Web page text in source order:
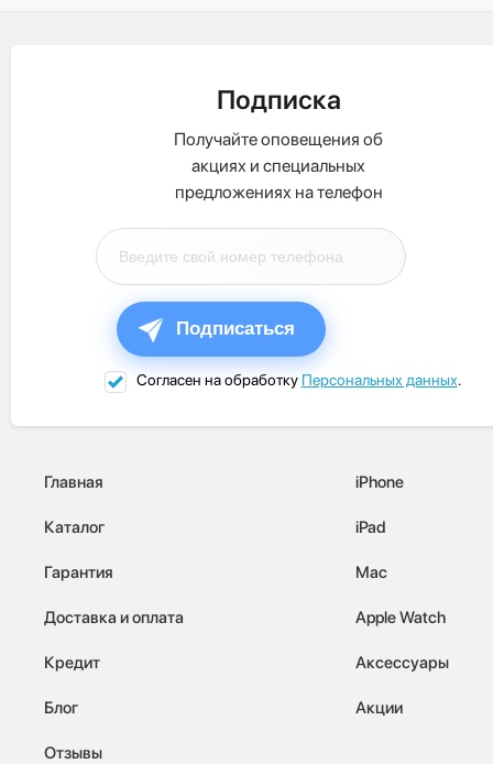
Подписка
Получайте оповещения об
акциях и специальных
предложениях на телефон
Подписаться
Согласен на обработку Персональных данных.
Главная
Каталог
Гарантия
Доставка и оплата
Кредит
Блог
Отзывы
iPhone
iPad
Mac
Apple Watch
Аксессуары
Акции